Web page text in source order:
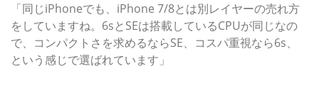
「同じiPhoneでも、iPhone 7/8とは別レイヤーの売れ方
をしていますね。6sとSEは搭載しているCPUが同じなの
で、コンパクトさを求めるならSE、コスパ重視なら6s、
という感じで選ばれています」